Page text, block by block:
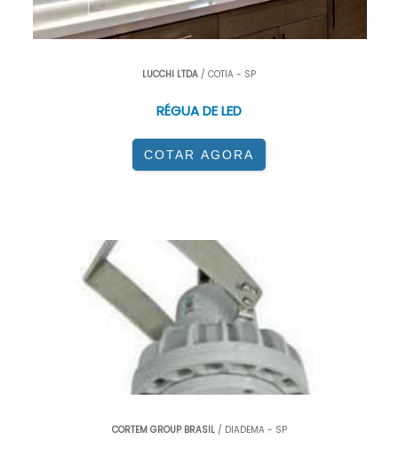
LUCCHI LTDA / COTIA - SP
RÉGUA DE LED
COTAR AGORA
CORTEM GROUP BRASIL/ DIADEMA - SP